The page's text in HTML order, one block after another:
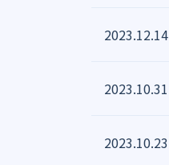
2023.12.14
2023.10.31
2023.10.23